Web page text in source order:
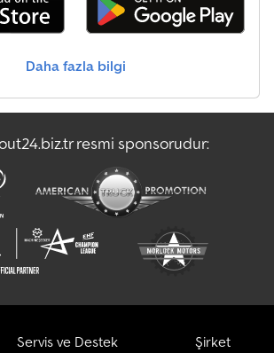
Diğer
Daha fazla bilgi
resmi sponsorudur:
Servis ve Destek Şirket